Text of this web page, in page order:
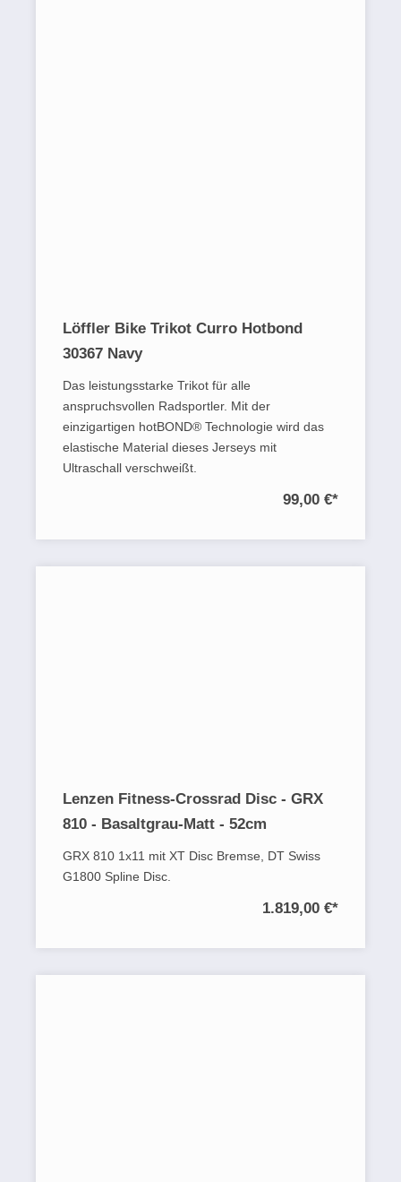
Löffler Bike Trikot Curro Hotbond
30367 Navy
Das leistungsstarke Trikot für alle
anspruchsvollen Radsportler. Mit der
einzigartigen hotBOND® Technologie wird das
elastische Material dieses Jerseys mit
Ultraschall verschweißt.
99,00 €*
Lenzen Fitness-Crossrad Disc - GRX
810 - Basaltgrau-Matt - 52cm
GRX 810 1x11 mit XT Disc Bremse, DT Swiss
G1800 Spline Disc.
1.819,00 €*